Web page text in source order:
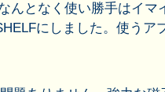
んとなく使い勝手はイマ
にしました。使うア